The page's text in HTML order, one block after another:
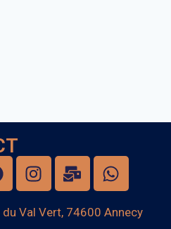
du Val Vert, 74600 Annecy